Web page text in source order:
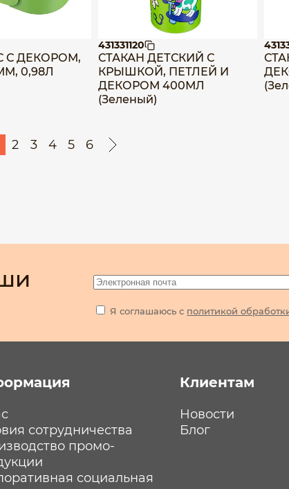
С ДЕКОРОМ,
0,98Л
431331120
СТАКАН ДЕТСКИЙ С
КРЫШКОЙ, ПЕТЛЕЙ И
ДЕКОРОМ 400МЛ
(Зеленый)
2 3 4 5 6
Я соглашаюсь с политикой
сотрудничества
промо-
социальная
Клиентам
Новости
Блог